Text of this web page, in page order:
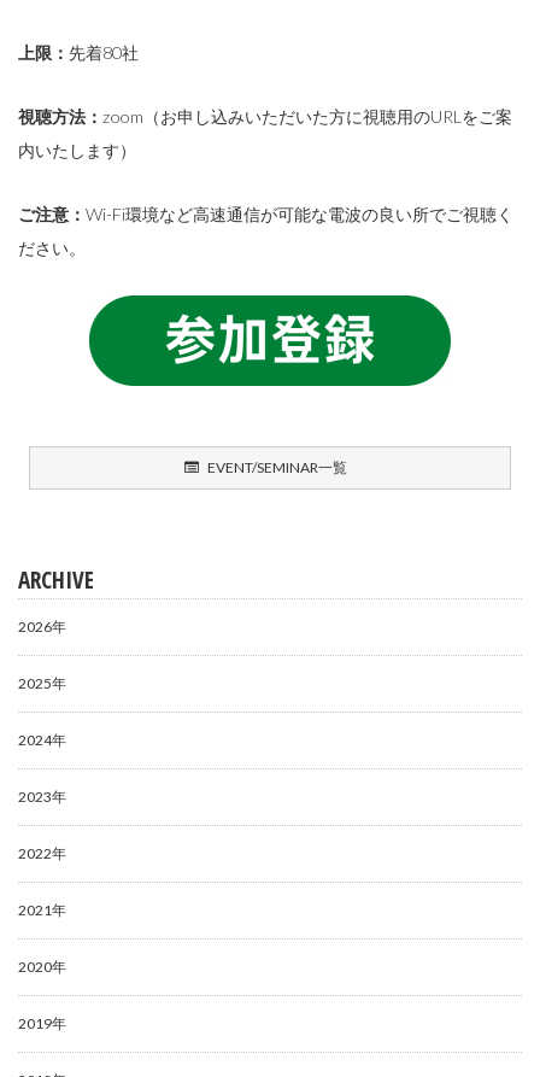
上限： 先着80社
視聴方法： zoom（お申し込みいただいた方に視聴用のURLをご案
内いたします）
ご注意： Wi-Fi環境など高速通信が可能な電波の良い所でご視聴く
ださい。
EVENT/SEMINAR一覧
ARCHIVE
2026年
2025年
2024年
2023年
2022年
2021年
2020年
2019年